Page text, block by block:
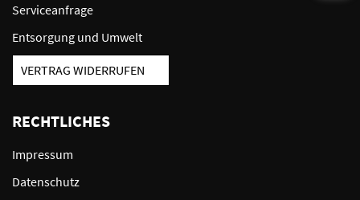
Serviceanfrage
Entsorgung und Umwelt
VERTRAG WIDERRUFEN
RECHTLICHES
Impressum
Datenschutz